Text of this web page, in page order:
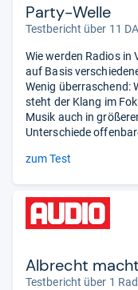
Party-Welle
Testbericht über 11
Wie werden Radios in
auf Basis
Wenig überraschend:
steht der Klang im
Musik auch in
Unterschiede
zum Test
Albrecht
Testbericht über 1